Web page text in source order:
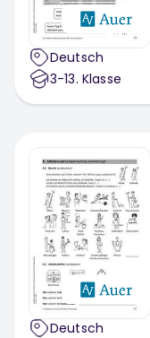
Deutsch
3-13. Klasse
Deutsch